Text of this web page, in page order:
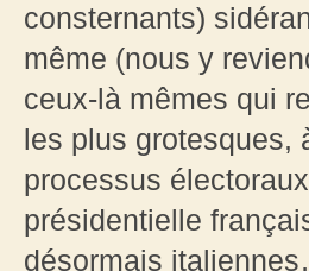
consternants)
même (nous y
ceux-là mêmes qui
les plus grotesques,
processus
présidentielle
désormais